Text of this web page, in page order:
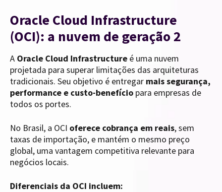
Oracle Cloud Infrastructure
(OCI): a nuvem de geração 2
A Oracle Cloud Infrastructure é uma nuvem
projetada para superar limitações das arquiteturas
tradicionais. Seu objetivo é entregar mais segurança,
performance e custo-benefício para empresas de
todos os portes.
No Brasil, a OCI oferece cobrança em reais, sem
taxas de importação, e mantém o mesmo preço
global, uma vantagem competitiva relevante para
negócios locais.
Diferenciais da OCI incluem: